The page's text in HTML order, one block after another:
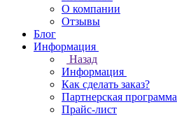
О компании
Отзывы
Блог
Информация
Назад
Информация
Как сделать заказ?
Партнерская программа
Прайс-лист